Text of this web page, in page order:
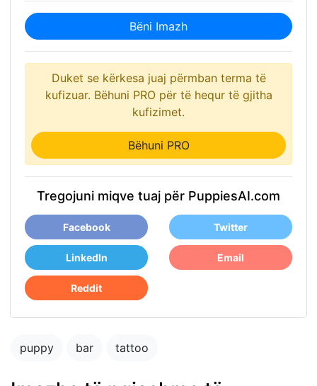
Bëni Imazh
Duket se kërkesa juaj përmban terma të
kufizuar. Bëhuni PRO për të hequr të gjitha
kufizimet.
Bëhuni PRO
Tregojuni miqve tuaj për PuppiesAI.com
Facebook Twitter
LinkedIn Email
Reddit
puppy bar tattoo